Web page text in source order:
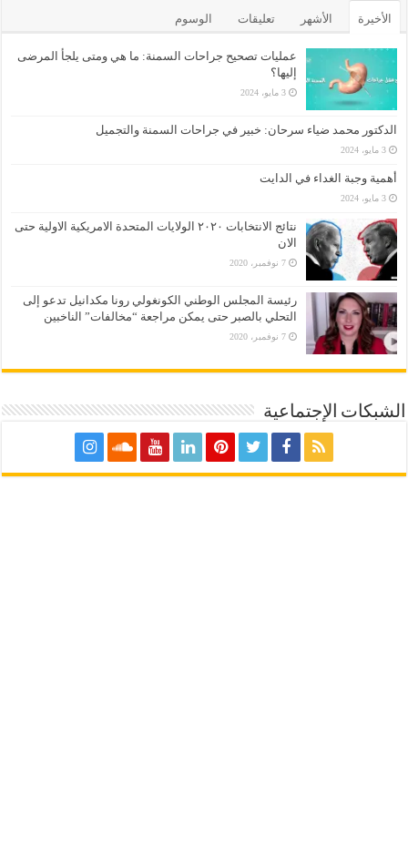
الأخيرة الأشهر تعليقات الوسوم
عمليات تصحيح جراحات السمنة: ما هي ومتى يلجأ المرضى
إليها؟
3 مايو، 2024
الدكتور محمد ضياء سرحان: خبير في جراحات السمنة والتجميل
3 مايو، 2024
أهمية وجبة الغداء في الدايت
3 مايو، 2024
نتائج الانتخابات ٢٠٢٠ الولايات المتحدة الامريكية الاولية حتى
الان
7 نوفمبر، 2020
رئيسة المجلس الوطني الكونغولي رونا مكدانيل تدعو إلى
التحلي بالصبر حتى يمكن مراجعة “مخالفات” الناخبين
7 نوفمبر، 2020
الشبكات الإجتماعية